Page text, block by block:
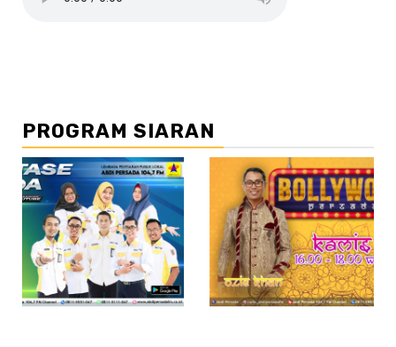
PROGRAM SIARAN
//2 //3